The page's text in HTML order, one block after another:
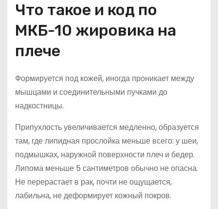
Что такое и код по
МКБ-10 жировика на
плече
Формируется под кожей, иногда проникает между
мышцами и соединительными пучками до
надкостницы.
Припухлость увеличивается медленно, образуется
там, где липидная прослойка меньше всего: у шеи,
подмышках, наружной поверхности плеч и бедер.
Липома меньше 5 сантиметров обычно не опасна.
Не перерастает в рак, почти не ощущается,
лабильна, не деформирует кожный покров.